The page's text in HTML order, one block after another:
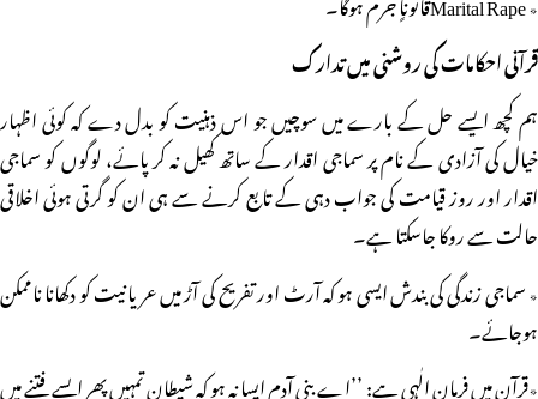
قرآنی احکامات کی روشنی میں تدارک
ہم کچھ ایسے حل کے بارے میں سوچیں جو اس ذہنیت کو بدل دے کہ کوئی اظہار
خیال کی آزادی کے نام پر سماجی اقدار کے ساتھ کھیل نہ کر پائے، لوگوں کو سماجی
اقدار اور روز قیامت کی جواب دہی کے تابع کرنے سے ہی ان کو گرتی ہوئی اخلاقی
حالت سے روکا جاسکتا ہے۔
٭ سماجی زندگی کی بندش ایسی ہو کہ آرٹ اور تفریح کی آڑ میں عریانیت کو دکھانا ناممکن
ہوجائے۔
٭قرآن میں فرمانِ الٰہی ہے: ’’اے بنی آدم ایسا نہ ہو کہ شیطان تمہیں پھر ایسے فتنے میں